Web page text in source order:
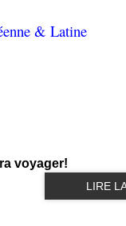
& Latine
voyager!
LIRE